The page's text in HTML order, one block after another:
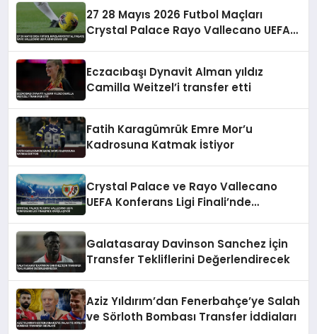
27 28 Mayıs 2026 Futbol Maçları
Crystal Palace Rayo Vallecano UEFA
Eczacıbaşı Dynavit Alman yıldız
Camilla Weitzel’i transfer etti
Fatih Karagümrük Emre Mor’u
Kadrosuna Katmak İstiyor
Crystal Palace ve Rayo Vallecano
UEFA Konferans Ligi Finali’nde
Galatasaray Davinson Sanchez İçin
Transfer Tekliflerini Değerlendirecek
Aziz Yıldırım’dan Fenerbahçe’ye Salah
ve Sörloth Bombası Transfer İddiaları